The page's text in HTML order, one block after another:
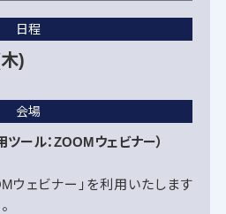
日程
)
会場
ツール：ZOOMウェビナー）
ウェビナー」を利用いたします